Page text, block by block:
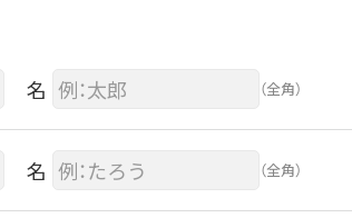
名 （全角）
名 （全角）